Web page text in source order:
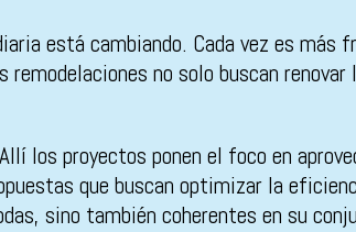
está cambiando. Cada vez es
no solo buscan
los proyectos ponen el foco en
que buscan optimizar la
sino también coherentes en su